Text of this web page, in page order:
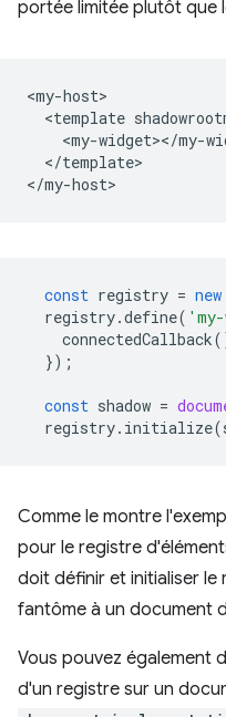
portée limitée plutôt que
<my-host>
<template
<my-widget></my-
  </template>
const registry = new
registry.define(
connectedCallback
});
const shadow =
registry. initialize(
Comme le montre
pour le registre
doit définir et initialiser
fantôme à un document
Vous pouvez également
d'un registre sur un